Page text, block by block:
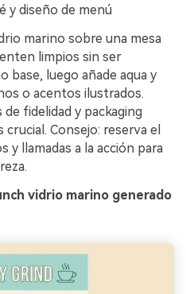
y diseño de menú
marino sobre una mesa
limpios sin ser
base, luego añade aqua y
o acentos ilustrados.
fidelidad y packaging
crucial. Consejo: reserva el
y llamadas a la acción para
vidrio marino generado